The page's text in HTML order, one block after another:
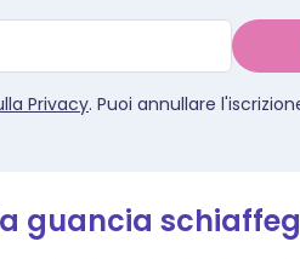
Privacy. Puoi annullare
guancia